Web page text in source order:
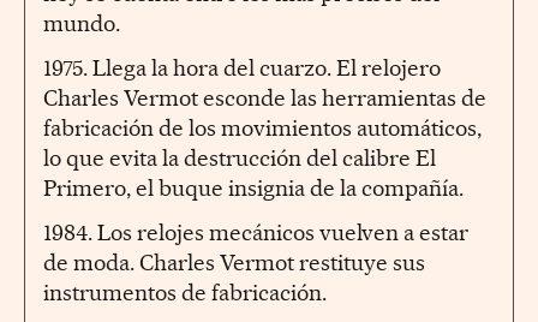
mundo.
1975. Llega la hora del cuarzo. El relojero
Charles Vermot esconde las herramientas de
fabricación de los movimientos automáticos,
lo que evita la destrucción del calibre El
Primero, el buque insignia de la compañía.
1984. Los relojes mecánicos vuelven a estar
de moda. Charles Vermot restituye sus
instrumentos de fabricación.